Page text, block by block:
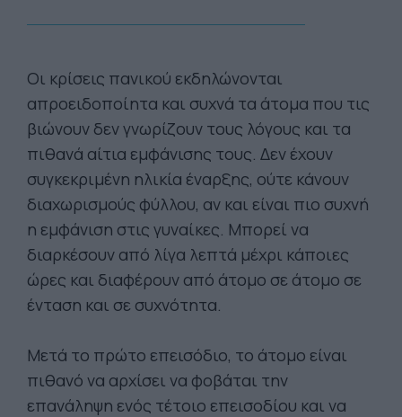
Οι κρίσεις πανικού εκδηλώνονται
απροειδοποίητα και συχνά τα άτομα που τις
βιώνουν δεν γνωρίζουν τους λόγους και τα
πιθανά αίτια εμφάνισης τους. Δεν έχουν
συγκεκριμένη ηλικία έναρξης, ούτε κάνουν
διαχωρισμούς φύλλου, αν και είναι πιο συχνή
η εμφάνιση στις γυναίκες. Μπορεί να
διαρκέσουν από λίγα λεπτά μέχρι κάποιες
ώρες και διαφέρουν από άτομο σε άτομο σε
ένταση και σε συχνότητα.
Μετά το πρώτο επεισόδιο, το άτομο είναι
πιθανό να αρχίσει να φοβάται την
επανάληψη ενός τέτοιο επεισοδίου και να